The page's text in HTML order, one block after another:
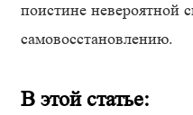
поистине невероятной
самовосстановлению.
В этой статье: